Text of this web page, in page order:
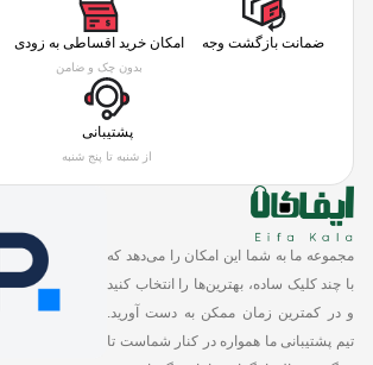
ضمانت بازگشت وجه امکان خرید اقساطی به زودی
بدون چک و ضامن
پشتیبانی
از شنبه تا پنج شنبه
مجموعه ما به شما این امکان را می‌دهد که
با چند کلیک ساده، بهترین‌ها را انتخاب کنید
و در کمترین زمان ممکن به دست آورید.
تیم پشتیبانی ما همواره در کنار شماست تا